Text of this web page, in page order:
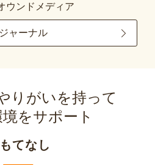
ウンドメディア
ャーナル
りがいを持って
をサポート
てなし